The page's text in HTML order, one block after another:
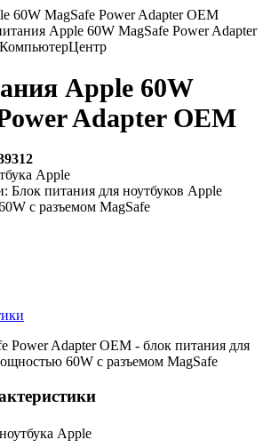
60W MagSafe Power Adapter OEM
Apple 60W
Adapter OEM
Apple
Блок питания для ноутбуков Apple
с разъемом MagSafe
Power Adapter OEM - блок питания для
60W с разъемом MagSafe
Apple